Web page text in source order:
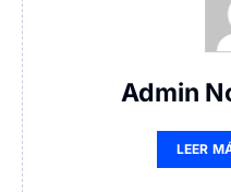
Admin
LEER